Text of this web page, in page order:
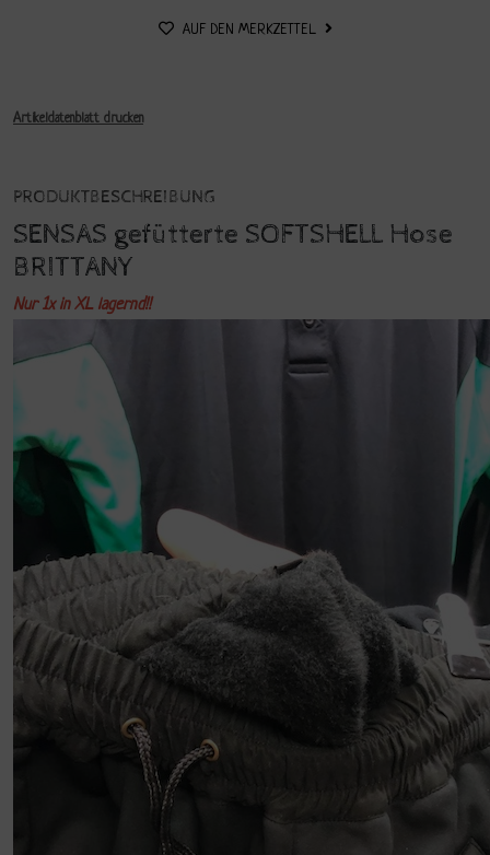
AUF DEN MERKZETTEL
Artikeldatenblatt drucken
PRODUKTBESCHREIBUNG
SENSAS gefütterte SOFTSHELL Hose
BRITTANY
Nur 1x in XL lagernd!!